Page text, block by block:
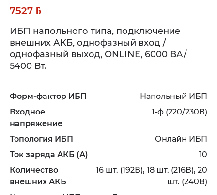
7527 ƃ
ИБП напольного типа, подключение
внешних АКБ, однофазный вход /
однофазный выход, ONLINE, 6000 ВА/
5400 Вт.
Форм-фактор ИБП
Напольный ИБП
Входное
напряжение
1-ф (220/230В)
Топология ИБП
Онлайн ИБП
Ток заряда АКБ (А)
10
Количество
внешних АКБ
16 шт. (192В), 18 шт. (216В), 20
шт. (240В)